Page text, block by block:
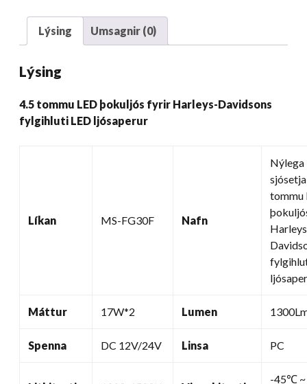
ljósaperur
Magn
Lýsing Umsagnir (0)
Lýsing
4.5 tommu LED þokuljós fyrir Harleys-Davidsons
fylgihluti LED ljósaperur
Líkan MS-FG30F Nafn
Nýlega
tommu
Máttur 17W*2 Lumen
Spenna DC 12V/24V Linsa PC
-45℃ ~